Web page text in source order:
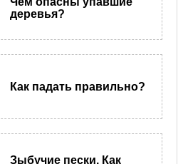
деревья?
Как падать правильно?
Зыбучие пески. Как